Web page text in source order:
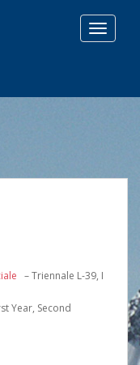
T
O
L
I
N
– Triennale L-39, I
Year, Second